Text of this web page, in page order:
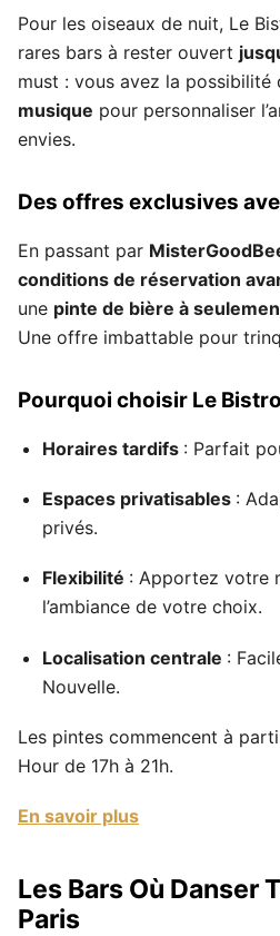
Pour les oiseaux de nuit, Le
rares bars à rester ouvert
must : vous avez la possibilité
musique pour personnaliser
envies.
Des offres exclusives
En passant par
conditions de réservation
une pinte de bière à
Une offre imbattable pour
Pourquoi choisir Le
Horaires tardifs : Parfait
Espaces privatisables :
privés.
Flexibilité : Apportez votre
l’ambiance de votre choix.
Localisation centrale :
Nouvelle.
Les pintes commencent à
Hour de 17h à 21h.
En savoir plus
Les Bars Où Danser
Paris